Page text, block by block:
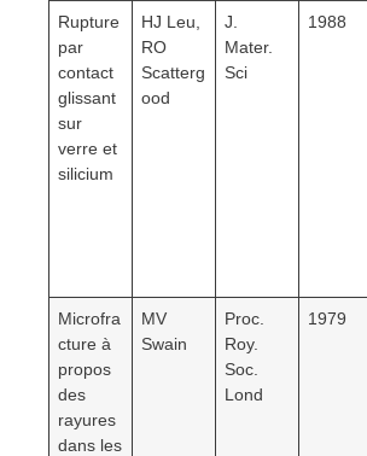
Rupture
par
contact
glissant
sur
verre et
silicium
HJ Leu,
RO
Scatterg
ood
J.
Mater.
Sci
1988
Microfra
cture à
propos
des
rayures
dans les
MV
Swain
Proc.
Roy.
Soc.
Lond
1979